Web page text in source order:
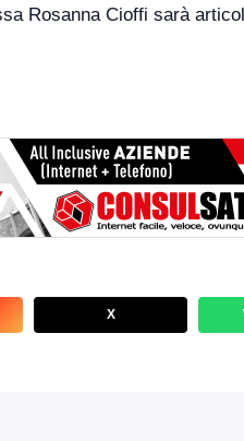
Rosanna Cioffi sarà
X